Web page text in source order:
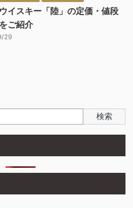
イスキー「陸」の定価・値段
ご紹介
29
検索